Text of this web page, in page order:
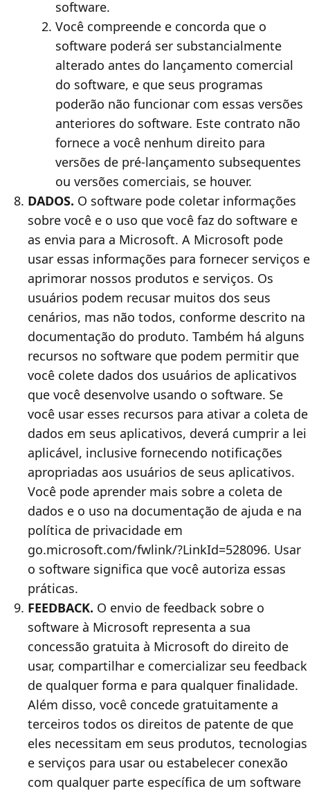
software.
Você compreende e concorda que o
software poderá ser substancialmente
alterado antes do lançamento comercial
do software, e que seus programas
poderão não funcionar com essas versões
anteriores do software. Este contrato não
fornece a você nenhum direito para
versões de pré-lançamento subsequentes
ou versões comerciais, se houver.
DADOS. O software pode coletar informações
sobre você e o uso que você faz do software e
as envia para a Microsoft. A Microsoft pode
usar essas informações para fornecer serviços e
aprimorar nossos produtos e serviços. Os
usuários podem recusar muitos dos seus
cenários, mas não todos, conforme descrito na
documentação do produto. Também há alguns
recursos no software que podem permitir que
você colete dados dos usuários de aplicativos
que você desenvolve usando o software. Se
você usar esses recursos para ativar a coleta de
dados em seus aplicativos, deverá cumprir a lei
aplicável, inclusive fornecendo notificações
apropriadas aos usuários de seus aplicativos.
Você pode aprender mais sobre a coleta de
dados e o uso na documentação de ajuda e na
política de privacidade em
go.microsoft.com/fwlink/?LinkId=528096. Usar
o software significa que você autoriza essas
práticas.
FEEDBACK. O envio de feedback sobre o
software à Microsoft representa a sua
concessão gratuita à Microsoft do direito de
usar, compartilhar e comercializar seu feedback
de qualquer forma e para qualquer finalidade.
Além disso, você concede gratuitamente a
terceiros todos os direitos de patente de que
eles necessitam em seus produtos, tecnologias
e serviços para usar ou estabelecer conexão
com qualquer parte específica de um software